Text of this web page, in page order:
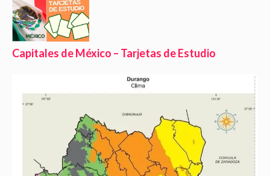
Capitales de México – Tarjetas de Estudio